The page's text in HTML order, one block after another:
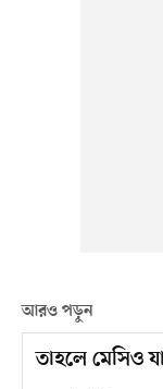
আরও পড়ুন
তাহলে মেসিও